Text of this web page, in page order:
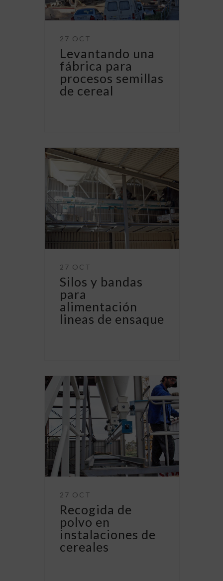
27 OCT
Levantando una
fábrica para
procesos semillas
de cereal
27 OCT
Silos y bandas
para
alimentación
lineas de ensaque
27 OCT
Recogida de
polvo en
instalaciones de
cereales